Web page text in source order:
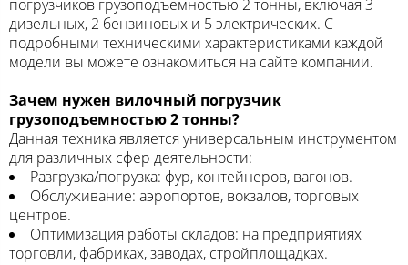
погрузчиков грузоподъемностью 2 тонны, включая 3
дизельных, 2 бензиновых и 5 электрических. С
подробными техническими характеристиками каждой
модели вы можете ознакомиться на сайте компании.
Зачем нужен вилочный погрузчик
грузоподъемностью 2 тонны?
Данная техника является универсальным инструментом
для различных сфер деятельности:
Разгрузка/погрузка: фур, контейнеров, вагонов.
Обслуживание: аэропортов, вокзалов, торговых
центров.
Оптимизация работы складов: на предприятиях
торговли, фабриках, заводах, стройплощадках.